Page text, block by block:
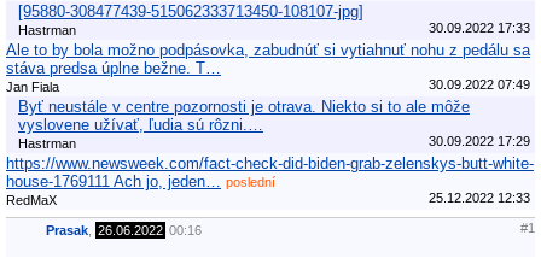
[95880-308477439-515062333713450-108107-jpg]
Hastrman 30.09.2022 17:33
Ale to by bola možno podpásovka, zabudnúť si vytiahnuť nohu z pedálu sa
stáva predsa úplne bežne. T…
Jan Fiala 30.09.2022 07:49
Byť neustále v centre pozornosti je otrava. Niekto si to ale môže
vyslovene užívať, ľudia sú rôzni.…
Hastrman 30.09.2022 17:29
https://www.newsweek.com/fact-check-did-biden-grab-zelenskys-butt-white-
house-1769111 Ach jo, jeden…
poslední
RedMaX
25.12.2022 12:33
Prasak 26.06.2022 00:16 #1